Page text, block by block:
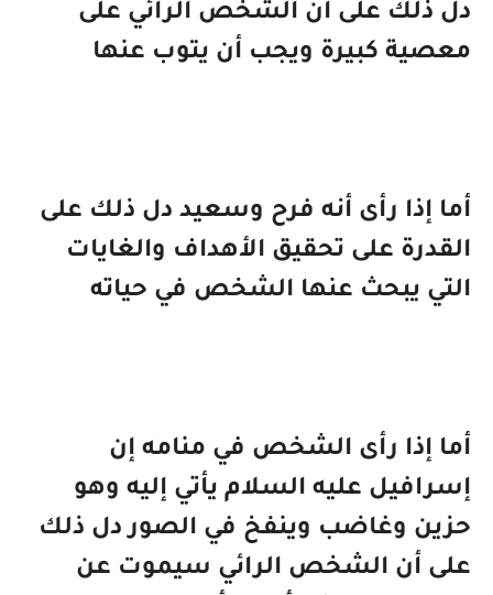
دل ذلك على أن الشخص الرائي على
معصية كبيرة ويجب أن يتوب عنها
أما إذا رأى أنه فرح وسعيد دل ذلك على
القدرة على تحقيق الأهداف والغايات
التي يبحث عنها الشخص في حياته
أما إذا رأى الشخص في منامه إن
إسرافيل عليه السلام يأتي إليه وهو
حزين وغاضب وينفخ في الصور دل ذلك
على أن الشخص الرائي سيموت عن